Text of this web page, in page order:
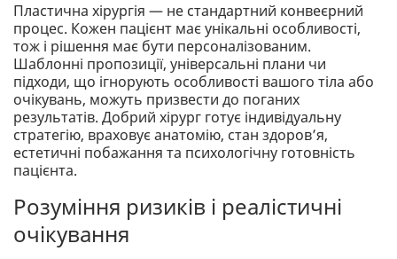
Пластична хірургія — не стандартний конвеєрний
процес. Кожен пацієнт має унікальні особливості,
тож і рішення має бути персоналізованим.
Шаблонні пропозиції, універсальні плани чи
підходи, що ігнорують особливості вашого тіла або
очікувань, можуть призвести до поганих
результатів. Добрий хірург готує індивідуальну
стратегію, враховує анатомію, стан здоров’я,
естетичні побажання та психологічну готовність
пацієнта.
Розуміння ризиків і реалістичні
очікування